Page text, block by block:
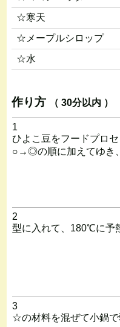
☆寒天
☆メープルシロップ
☆水
作り方 （ 30分以内 ）
1
ひよこ豆をフードプロ
○→◎の順に加えてゆき
2
型に入れて、180℃に予
3
☆の材料を混ぜて小鍋で